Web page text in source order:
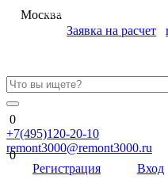
Москва
Заявка на расчет
0
0
+7(495)120-20-10
remont3000@remont3000.ru
Меню
Регистрация Вход